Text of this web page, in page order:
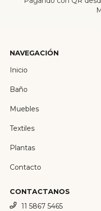
NAVEGACIÓN
Inicio
Baño
Muebles
Textiles
Plantas
Contacto
CONTACTANOS
11 5867 5465